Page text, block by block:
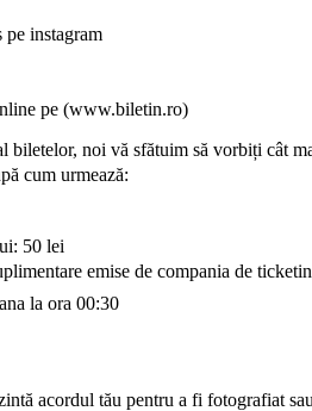
instagram
pe (www.biletin.ro)
biletelor, noi vă sfătuim să vorbiți cât
cum urmează:
50 lei
emise de compania de
la ora 00:30
acordul tău pentru a fi fotografiat